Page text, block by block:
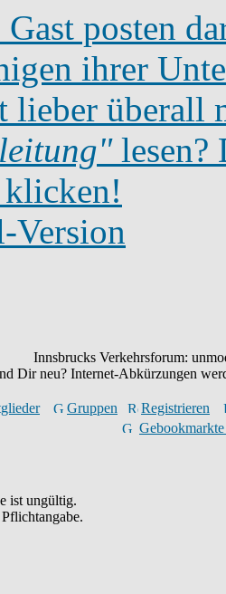
posten
ihrer
lieber überall
lesen?
Version
Innsbrucks Verkehrsforum:
Dir neu? Internet-Abkürzungen
Gruppen
Registrieren
ist ungültig.